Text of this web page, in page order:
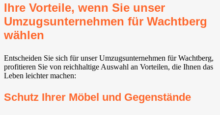
Ihre Vorteile, wenn Sie unser
Umzugsunternehmen für Wachtberg⁠
wählen
Entscheiden Sie sich für unser Umzugsunternehmen für Wachtberg⁠,
profitieren Sie von reichhaltige Auswahl an Vorteilen, die Ihnen das
Leben leichter machen:
Schutz Ihrer Möbel und Gegenstände